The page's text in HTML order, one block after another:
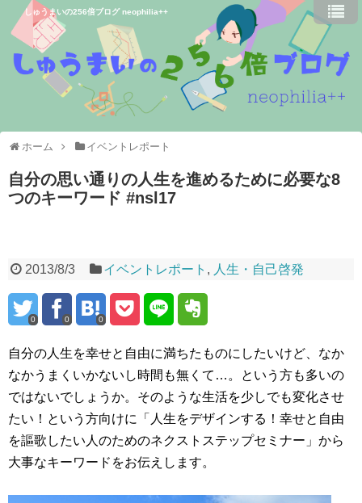
しゅうまいの256倍ブログ neophilia++
ホーム イベントレポート
自分の思い通りの人生を進めるために必要な8
つのキーワード #nsl17
2013/8/3 イベントレポート , 人生・自己啓発
0 0 0
自分の人生を幸せと自由に満ちたものにしたいけど、なか
なかうまくいかないし時間も無くて…。という方も多いの
ではないでしょうか。そのような生活を少しでも変化させ
たい！という方向けに「人生をデザインする！幸せと自由
を謳歌したい人のためのネクストステップセミナー」から
大事なキーワードをお伝えします。